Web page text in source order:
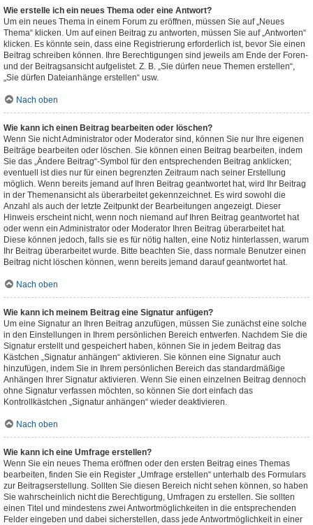
Wie erstelle ich ein neues Thema oder eine Antwort?
Um ein neues Thema in einem Forum zu eröffnen, müssen Sie auf „Neues
Thema“ klicken. Um auf einen Beitrag zu antworten, müssen Sie auf „Antworten“
klicken. Es könnte sein, dass eine Registrierung erforderlich ist, bevor Sie einen
Beitrag schreiben können. Ihre Berechtigungen sind jeweils am Ende der Foren-
und der Beitragsansicht aufgelistet. Z. B. „Sie dürfen neue Themen erstellen“,
„Sie dürfen Dateianhänge erstellen“ usw.
Nach oben
Wie kann ich einen Beitrag bearbeiten oder löschen?
Wenn Sie nicht Administrator oder Moderator sind, können Sie nur Ihre eigenen
Beiträge bearbeiten oder löschen. Sie können einen Beitrag bearbeiten, indem
Sie das „Ändere Beitrag“-Symbol für den entsprechenden Beitrag anklicken;
eventuell ist dies nur für einen begrenzten Zeitraum nach seiner Erstellung
möglich. Wenn bereits jemand auf Ihren Beitrag geantwortet hat, wird Ihr Beitrag
in der Themenansicht als überarbeitet gekennzeichnet. Es wird sowohl die
Anzahl als auch der letzte Zeitpunkt der Bearbeitungen angezeigt. Dieser
Hinweis erscheint nicht, wenn noch niemand auf Ihren Beitrag geantwortet hat
oder wenn ein Administrator oder Moderator Ihren Beitrag überarbeitet hat.
Diese können jedoch, falls sie es für nötig halten, eine Notiz hinterlassen, warum
Ihr Beitrag überarbeitet wurde. Bitte beachten Sie, dass normale Benutzer einen
Beitrag nicht löschen können, wenn bereits jemand darauf geantwortet hat.
Nach oben
Wie kann ich meinem Beitrag eine Signatur anfügen?
Um eine Signatur an Ihren Beitrag anzufügen, müssen Sie zunächst eine solche
in den Einstellungen in Ihrem persönlichen Bereich entwerfen. Nachdem Sie die
Signatur erstellt und gespeichert haben, können Sie in jedem Beitrag das
Kästchen „Signatur anhängen“ aktivieren. Sie können eine Signatur auch
hinzufügen, indem Sie in Ihrem persönlichen Bereich das standardmäßige
Anhängen Ihrer Signatur aktivieren. Wenn Sie einen einzelnen Beitrag dennoch
ohne Signatur verfassen möchten, so können Sie dort einfach das
Kontrollkästchen „Signatur anhängen“ wieder deaktivieren.
Nach oben
Wie kann ich eine Umfrage erstellen?
Wenn Sie ein neues Thema eröffnen oder den ersten Beitrag eines Themas
bearbeiten, finden Sie ein Register „Umfrage erstellen“ unterhalb des Formulars
zur Beitragserstellung. Sollten Sie diesen Bereich nicht sehen können, so haben
Sie wahrscheinlich nicht die Berechtigung, Umfragen zu erstellen. Sie sollten
einen Titel und mindestens zwei Antwortmöglichkeiten in die entsprechenden
Felder eingeben und dabei sicherstellen, dass jede Antwortmöglichkeit in einer